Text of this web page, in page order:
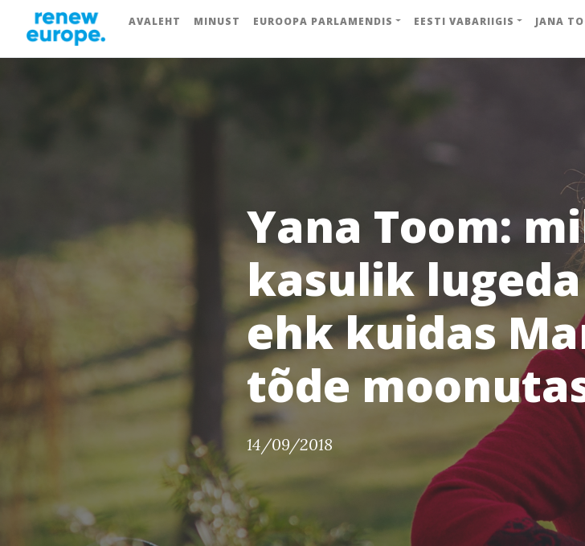
AVALEHT MINUST EUROOPA PARLAMENDIS EESTI VABARIIGIS JANA
Yana Toom:
kasulik
ehk kuidas
tõde
14/09/2018